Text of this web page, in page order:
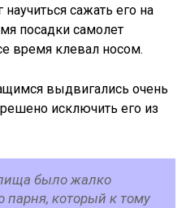
сажать его на
посадки самолет
время клевал носом.
выдвигались очень
исключить его из
было жалко
парня, который к тому